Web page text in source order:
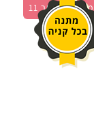
מסך מגע דור 11